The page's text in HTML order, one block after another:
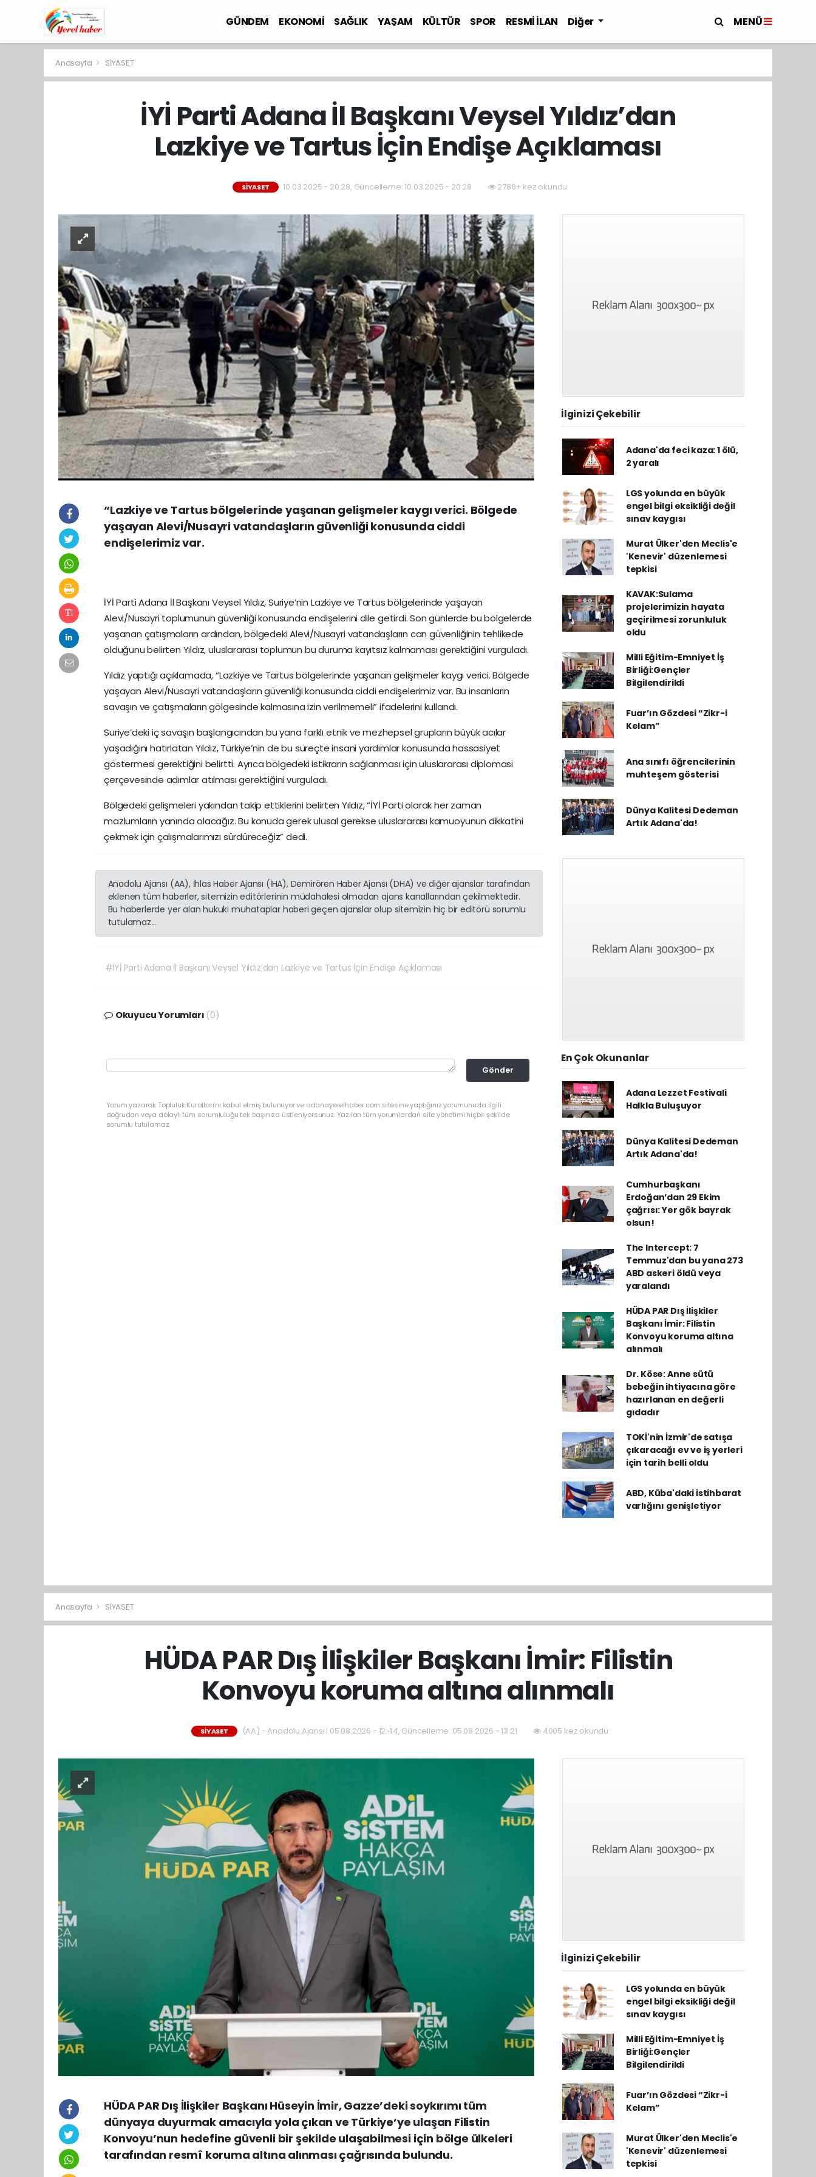
GÜNDEM EKONOMİ SAĞLIK YAŞAM KÜLTÜR SPOR RESMİ İLAN Diğer MENÜ
Anasayfa SİYASET
İYİ Parti Adana İl Başkanı Veysel Yıldız’dan
Lazkiye ve Tartus İçin Endişe Açıklaması
SİYASET 10.03.2025 - 20:28, Güncelleme: 10.03.2025 - 20:28 2786+ kez okundu.
“Lazkiye ve Tartus bölgelerinde yaşanan gelişmeler kaygı verici. Bölgede
yaşayan Alevi/Nusayri vatandaşların güvenliği konusunda ciddi
endişelerimiz var.
İYİ Parti Adana İl Başkanı Veysel Yıldız, Suriye’nin Lazkiye ve Tartus bölgelerinde yaşayan
Alevi/Nusayri toplumunun güvenliği konusunda endişelerini dile getirdi. Son günlerde bu bölgelerde
yaşanan çatışmaların ardından, bölgedeki Alevi/Nusayri vatandaşların can güvenliğinin tehlikede
olduğunu belirten Yıldız, uluslararası toplumun bu duruma kayıtsız kalmaması gerektiğini vurguladı.
Yıldız yaptığı açıklamada, “Lazkiye ve Tartus bölgelerinde yaşanan gelişmeler kaygı verici. Bölgede
yaşayan Alevi/Nusayri vatandaşların güvenliği konusunda ciddi endişelerimiz var. Bu insanların
savaşın ve çatışmaların gölgesinde kalmasına izin verilmemeli” ifadelerini kullandı.
Suriye’deki iç savaşın başlangıcından bu yana farklı etnik ve mezhepsel grupların büyük acılar
yaşadığını hatırlatan Yıldız, Türkiye’nin de bu süreçte insani yardımlar konusunda hassasiyet
göstermesi gerektiğini belirtti. Ayrıca bölgedeki istikrarın sağlanması için uluslararası diplomasi
çerçevesinde adımlar atılması gerektiğini vurguladı.
Bölgedeki gelişmeleri yakından takip ettiklerini belirten Yıldız, “İYİ Parti olarak her zaman
mazlumların yanında olacağız. Bu konuda gerek ulusal gerekse uluslararası kamuoyunun dikkatini
çekmek için çalışmalarımızı sürdüreceğiz” dedi.
Anadolu Ajansı (AA), İhlas Haber Ajansı (İHA), Demirören Haber Ajansı (DHA) ve diğer ajanslar tarafından
eklenen tüm haberler, sitemizin editörlerinin müdahalesi olmadan ajans kanallarından çekilmektedir.
Bu haberlerde yer alan hukuki muhataplar haberi geçen ajanslar olup sitemizin hiç bir editörü sorumlu
tutulamaz...
#İYİ Parti Adana İl Başkanı Veysel Yıldız’dan Lazkiye ve Tartus İçin Endişe Açıklaması
Okuyucu Yorumları (0)
Gönder
Yorum yazarak Topluluk Kuralları’nı kabul etmiş bulunuyor ve adanayerelhaber.com sitesine yaptığınız yorumunuzla ilgili
doğrudan veya dolaylı tüm sorumluluğu tek başınıza üstleniyorsunuz. Yazılan tüm yorumlardan site yönetimi hiçbir şekilde
sorumlu tutulamaz.
İlginizi Çekebilir
Adana'da feci kaza: 1 ölü,
2 yaralı
LGS yolunda en büyük
engel bilgi eksikliği değil
sınav kaygısı
Murat Ülker'den Meclis'e
'Kenevir' düzenlemesi
tepkisi
KAVAK:Sulama
projelerimizin hayata
geçirilmesi zorunluluk
oldu
Milli Eğitim-Emniyet İş
Birliği:Gençler
Bilgilendirildi
Fuar’ın Gözdesi “Zikr-i
Kelam”
Ana sınıfı öğrencilerinin
muhteşem gösterisi
Dünya Kalitesi Dedeman
Artık Adana'da!
En Çok Okunanlar
Adana Lezzet Festivali
Halkla Buluşuyor
Dünya Kalitesi Dedeman
Artık Adana'da!
Cumhurbaşkanı
Erdoğan’dan 29 Ekim
çağrısı: Yer gök bayrak
olsun!
The Intercept: 7
Temmuz'dan bu yana 273
ABD askeri öldü veya
yaralandı
HÜDA PAR Dış İlişkiler
Başkanı İmir: Filistin
Konvoyu koruma altına
alınmalı
Dr. Köse: Anne sütü
bebeğin ihtiyacına göre
hazırlanan en değerli
gıdadır
TOKİ'nin İzmir'de satışa
çıkaracağı ev ve iş yerleri
için tarih belli oldu
ABD, Küba'daki istihbarat
varlığını genişletiyor
Anasayfa SİYASET
HÜDA PAR Dış İlişkiler Başkanı İmir: Filistin
Konvoyu koruma altına alınmalı
SİYASET (AA) - Anadolu Ajansı | 05.08.2026 - 12:44, Güncelleme: 05.08.2026 - 13:21 4005 kez okundu.
HÜDA PAR Dış İlişkiler Başkanı Hüseyin İmir, Gazze’deki soykırımı tüm
dünyaya duyurmak amacıyla yola çıkan ve Türkiye’ye ulaşan Filistin
Konvoyu’nun hedefine güvenli bir şekilde ulaşabilmesi için bölge ülkeleri
tarafından resmî koruma altına alınması çağrısında bulundu.
İlginizi Çekebilir
LGS yolunda en büyük
engel bilgi eksikliği değil
sınav kaygısı
Milli Eğitim-Emniyet İş
Birliği:Gençler
Bilgilendirildi
Fuar’ın Gözdesi “Zikr-i
Kelam”
Murat Ülker'den Meclis'e
'Kenevir' düzenlemesi
tepkisi